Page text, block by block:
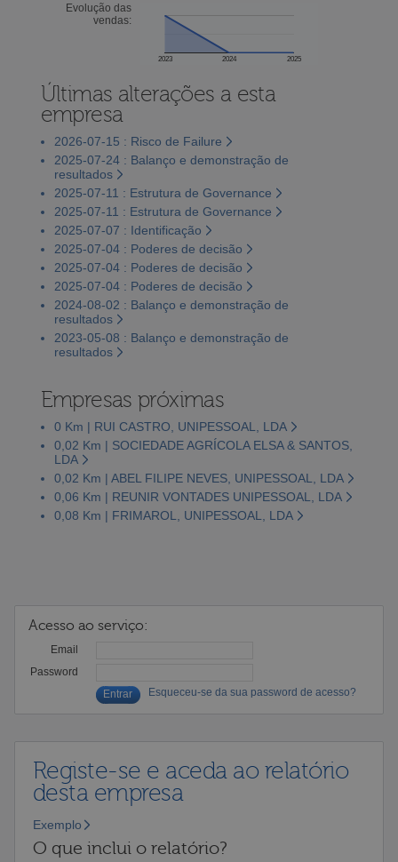
Evolução das
vendas:
2023 2024 2025
Últimas alterações a esta
empresa
2026-07-15 : Risco de Failure
2025-07-24 : Balanço e demonstração de
resultados
2025-07-11 : Estrutura de Governance
2025-07-11 : Estrutura de Governance
2025-07-07 : Identificação
2025-07-04 : Poderes de decisão
2025-07-04 : Poderes de decisão
2025-07-04 : Poderes de decisão
2024-08-02 : Balanço e demonstração de
resultados
2023-05-08 : Balanço e demonstração de
resultados
Empresas próximas
0 Km | RUI CASTRO, UNIPESSOAL, LDA
0,02 Km | SOCIEDADE AGRÍCOLA ELSA & SANTOS,
LDA
0,02 Km | ABEL FILIPE NEVES, UNIPESSOAL, LDA
0,06 Km | REUNIR VONTADES UNIPESSOAL, LDA
0,08 Km | FRIMAROL, UNIPESSOAL, LDA
Acesso ao serviço:
Email
Password
Esqueceu-se da sua password de acesso?
Registe-se e aceda ao relatório
desta empresa
Exemplo
O que inclui o relatório?